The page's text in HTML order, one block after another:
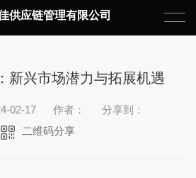
供应链管理有限公司
新兴市场潜力与拓展机遇
02-17 作者：
分享到：
二维码分享